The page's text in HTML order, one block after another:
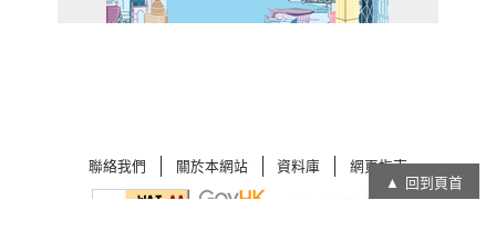
聯絡我們 關於本網站 資料庫 網頁指南
回到頁首